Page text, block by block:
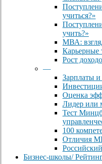
учиться?»
учить?»
МВА:
Карьерные
Рост
—
Зарплаты
Оценка
Лидер или
Тест
100
Отличия
Бизнес-школы/